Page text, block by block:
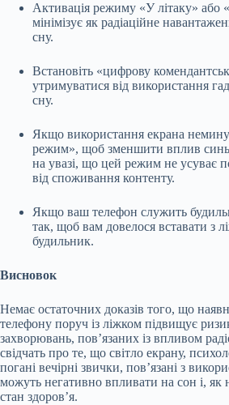
Активація режиму «У літаку» або
мінімізує як радіаційне
сну.
Встановіть «цифрову
утримуватися від використання
сну.
Якщо використання екрана
режим», щоб зменшити вплив
на увазі, що цей режим не усуває
від споживання контенту.
Якщо ваш телефон служить
так, щоб вам довелося вставати з
будильник.
Висновок
Немає остаточних доказів того, що
телефону поруч із ліжком підвищує
захворювань, пов’язаних із впливом
свідчать про те, що світло екрану,
погані вечірні звички, пов’язані з
можуть негативно впливати на сон і, як
стан здоров’я.